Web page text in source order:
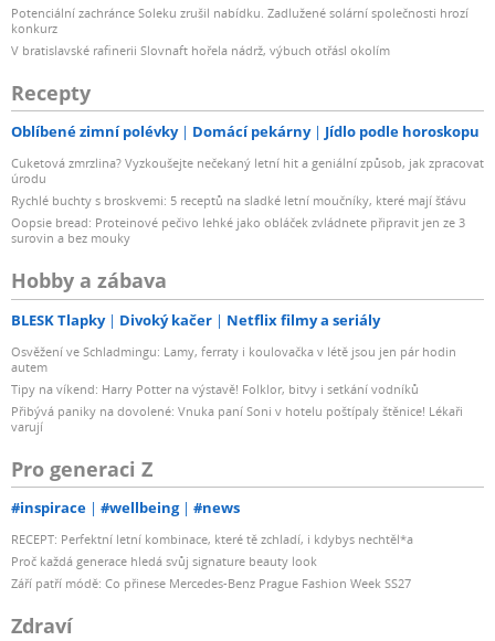
Potenciální zachránce Soleku zrušil nabídku. Zadlužené solární společnosti hrozí
konkurz
V bratislavské rafinerii Slovnaft hořela nádrž, výbuch otřásl okolím
Recepty
Oblíbené zimní polévky Domácí pekárny Jídlo podle horoskopu
Cuketová zmrzlina? Vyzkoušejte nečekaný letní hit a geniální způsob, jak zpracovat
úrodu
Rychlé buchty s broskvemi: 5 receptů na sladké letní moučníky, které mají šťávu
Oopsie bread: Proteinové pečivo lehké jako obláček zvládnete připravit jen ze 3
surovin a bez mouky
Hobby a zábava
BLESK Tlapky Divoký kačer Netflix filmy a seriály
Osvěžení ve Schladmingu: Lamy, ferraty i koulovačka v létě jsou jen pár hodin
autem
Tipy na víkend: Harry Potter na výstavě! Folklor, bitvy i setkání vodníků
Přibývá paniky na dovolené: Vnuka paní Soni v hotelu poštípaly štěnice! Lékaři
varují
Pro generaci Z
#inspirace #wellbeing #news
RECEPT: Perfektní letní kombinace, které tě zchladí, i kdybys nechtěl*a
Proč každá generace hledá svůj signature beauty look
Září patří módě: Co přinese Mercedes-Benz Prague Fashion Week SS27
Zdraví